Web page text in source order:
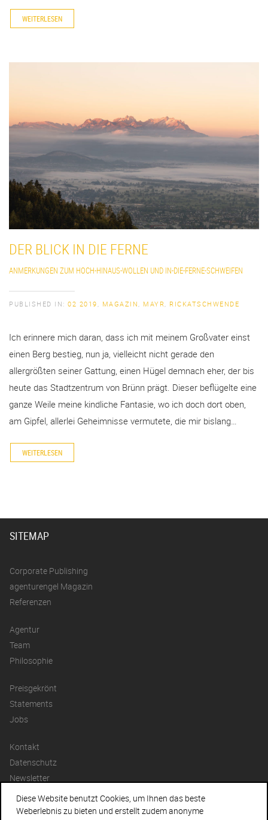
WEITERLESEN
DER BLICK IN DIE FERNE
ANMERKUNGEN ZUM HOCH-HINAUS-WOLLEN UND IN-DIE-FERNE-SCHWEIFEN
PUBLISHED IN: 02 2019 , MAGAZIN , MAYR, RICKATSCHWENDE
Ich erinnere mich daran, dass ich mit meinem Großvater einst
einen Berg bestieg, nun ja, vielleicht nicht gerade den
allergrößten seiner Gattung, einen Hügel demnach eher, der bis
heute das Stadtzentrum von Brünn prägt. Dieser beflügelte eine
ganze Weile meine kindliche Fantasie, wo ich doch dort oben,
am Gipfel, allerlei Geheimnisse vermutete, die mir bislang…
WEITERLESEN
SITEMAP
Corporate Publishing
agenturengel Magazin
Referenzen
Agentur
Team
Philosophie
Preisgekrönt
Statements
Jobs
Kontakt
Datenschutz
Newsletter
Facebook
Diese Website benutzt Cookies, um Ihnen das beste
Weberlebnis zu bieten und erstellt zudem anonyme